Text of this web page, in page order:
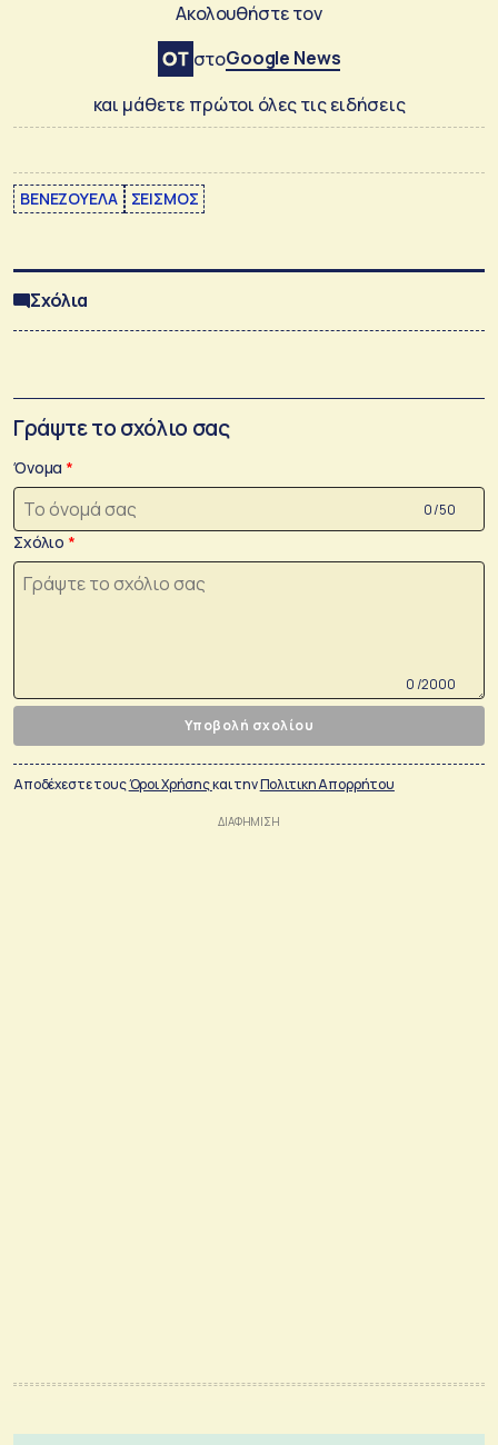
Ακολουθήστε τον
στοGoogle News
και μάθετε πρώτοι όλες τις ειδήσεις
ΒΕΝΕΖΟΥΕΛΑ ΣΕΙΣΜΟΣ
Σχόλια
Γράψτε το σχόλιο σας
Όνομα
0 /50
Σχόλιο
0 /2000
Υποβολή σχολίου
Αποδέχεστε τουςΌροι Χρήσηςκαι τηνΠολιτικη Απορρήτου